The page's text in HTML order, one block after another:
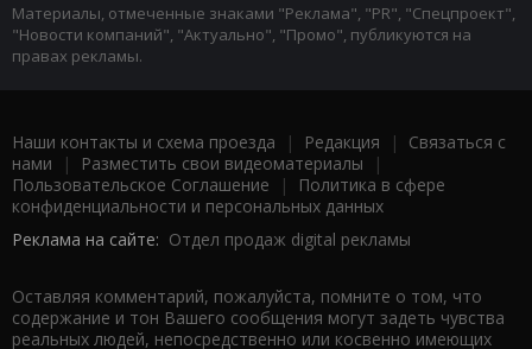
Материалы, отмеченные знаками "Реклама", "PR", "Спецпроект",
"Новости компаний", "Актуально", "Промо", публикуются на
правах рекламы.
Наши контакты и схема проезда | Редакция | Связаться с
нами | Разместить свои видеоматериалы |
Пользовательское Соглашение |
Политика в сфере
конфиденциальности и персональных данных
Реклама на сайте: Отдел продаж digital рекламы
Оставляя комментарий, пожалуйста, помните о том, что
содержание и тон Вашего сообщения могут задеть чувства
реальных людей, непосредственно или косвенно имеющих